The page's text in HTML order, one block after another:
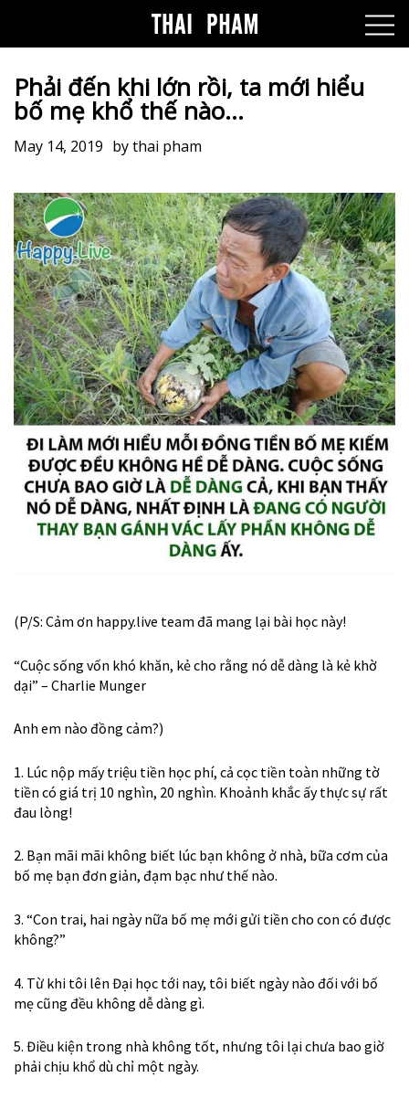
Phải đến khi lớn rồi, ta mới hiểu
bố mẹ khổ thế nào…
May 14, 2019 bythai pham
(P/S: Cảm ơn happy.live team đã mang lại bài học này!
“Cuộc sống vốn khó khăn, kẻ cho rằng nó dễ dàng là kẻ khờ
dại” – Charlie Munger
Anh em nào đồng cảm?)
1. Lúc nộp mấy triệu tiền học phí, cả cọc tiền toàn những tờ
tiền có giá trị 10 nghìn, 20 nghìn. Khoảnh khắc ấy thực sự rất
đau lòng!
2. Bạn mãi mãi không biết lúc bạn không ở nhà, bữa cơm của
bố mẹ bạn đơn giản, đạm bạc như thế nào.
3. “Con trai, hai ngày nữa bố mẹ mới gửi tiền cho con có được
không?”
4. Từ khi tôi lên Đại học tới nay, tôi biết ngày nào đối với bố
mẹ cũng đều không dễ dàng gì.
5. Điều kiện trong nhà không tốt, nhưng tôi lại chưa bao giờ
phải chịu khổ dù chỉ một ngày.